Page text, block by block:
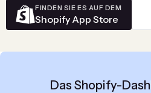
FINDEN SIE ES AUF DEM
Shopify App Store
Das Shopify-